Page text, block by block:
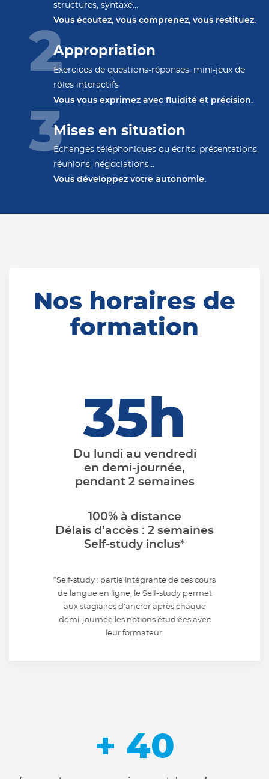
structures, syntaxe…
Vous écoutez, vous comprenez, vous restituez.
Appropriation
Exercices de questions-réponses, mini-jeux de
rôles interactifs
Vous vous exprimez avec fluidité et précision.
Mises en situation
Échanges téléphoniques ou écrits, présentations,
réunions, négociations…
Vous développez votre autonomie.
Nos horaires de
formation
35h
Du lundi au vendredi
en demi-journée,
pendant 2 semaines
100% à distance
Délais d’accès : 2 semaines
Self-study inclus*
*Self-study : partie intégrante de ces cours
de langue en ligne, le Self-study permet
aux stagiaires d’ancrer après chaque
demi-journée les notions étudiées avec
leur formateur.
+ 40